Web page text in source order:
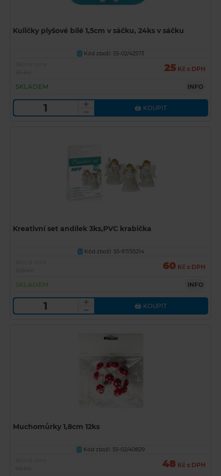
Kuličky plyšové bílé 1,5cm v sáčku, 24ks v sáčku
U
Kód zboží: 55-02/42573
25 Kč s DPH
SKLADEM INFO
KOUPIT
Kreativní set andílek 3ks,PVC krabička
U Kód zboží: 55-97/55214
60 Kč s DPH
SKLADEM INFO
KOUPIT
Muchomůrky 1,8cm 12ks
U Kód zboží: 55-02/40829
48 Kč s DPH